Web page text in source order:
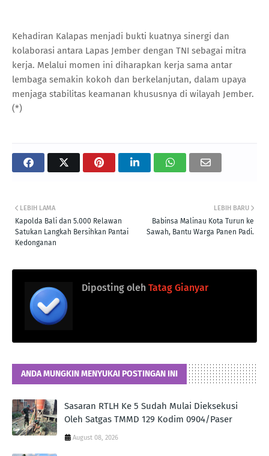
Kehadiran Kalapas menjadi bukti kuatnya sinergi dan
kolaborasi antara Lapas Jember dengan TNI sebagai mitra
kerja. Melalui momen ini diharapkan kerja sama antar
lembaga semakin kokoh dan berkelanjutan, dalam upaya
menjaga stabilitas keamanan khususnya di wilayah Jember.
(*)
LEBIH BARU
Babinsa Malinau Kota Turun ke
Sawah, Bantu Warga Panen Padi.
LEBIH LAMA
Kapolda Bali dan 5.000 Relawan
Satukan Langkah Bersihkan Pantai
Kedonganan
Diposting oleh Tatag Gianyar
ANDA MUNGKIN MENYUKAI POSTINGAN INI
Sasaran RTLH Ke 5 Sudah Mulai Dieksekusi
Oleh Satgas TMMD 129 Kodim 0904/Paser
August 08, 2026